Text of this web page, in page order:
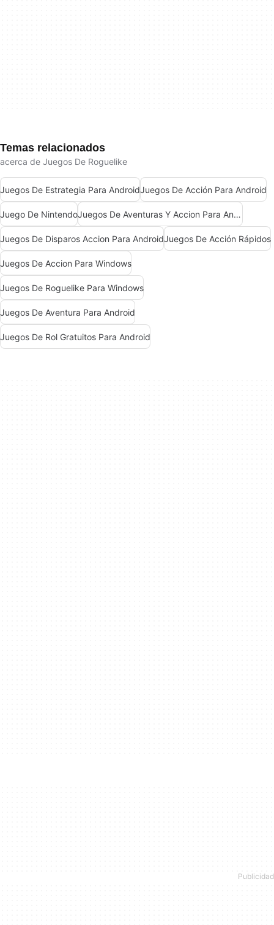
Temas relacionados
acerca de Juegos De Roguelike
Juegos De Estrategia Para AndroidJuegos De Acción Para Android
Juego De Nintendo Juegos De Aventuras Y Accion Para Android
Juegos De Disparos Accion Para AndroidJuegos De Acción Rápidos
Juegos De Accion Para Windows
Juegos De Roguelike Para Windows
Juegos De Aventura Para Android
Juegos De Rol Gratuitos Para Android